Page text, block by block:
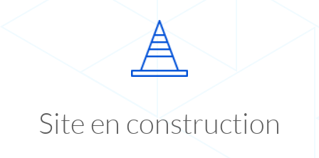
Site en construction